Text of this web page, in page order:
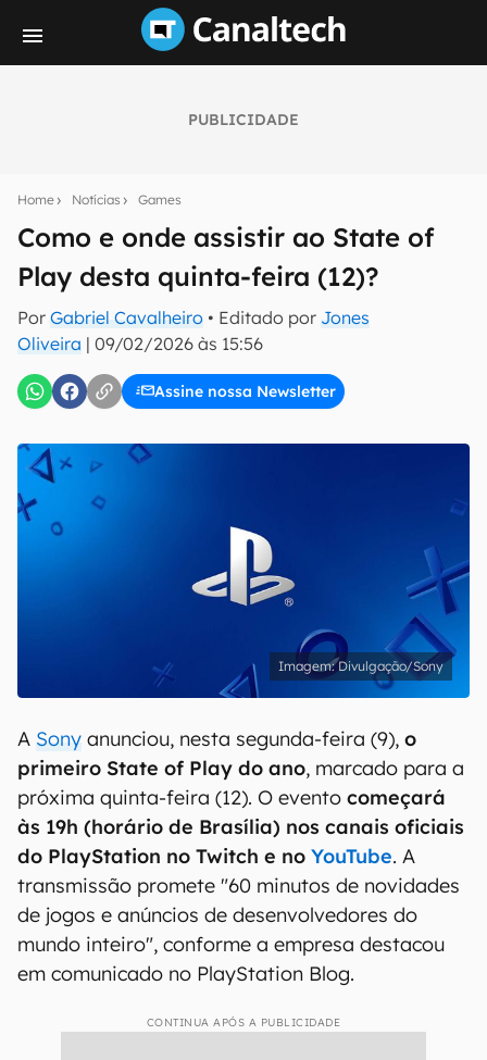
PUBLICIDADE
Home Notícias Games
Como e onde assistir ao State of
Play desta quinta-feira (12)?
Por Gabriel Cavalheiro • Editado por Jones
Oliveira | 09/02/2026 às 15:56
Assine nossa Newsletter
notícias e reviews sobre tecnologia em primeira
E-mail
Uso e Política de Privacidade do Canaltech.
Divulgação/Sony
A Sony anunciou, nesta segunda-feira (9), o
primeiro State of Play do ano, marcado para a
próxima quinta-feira (12). O evento começará
às 19h (horário de Brasília) nos canais oficiais
do PlayStation no Twitch e no YouTube. A
transmissão promete "60 minutos de novidades
de jogos e anúncios de desenvolvedores do
mundo inteiro", conforme a empresa destacou
em comunicado no PlayStation Blog.
CONTINUA APÓS A PUBLICIDADE